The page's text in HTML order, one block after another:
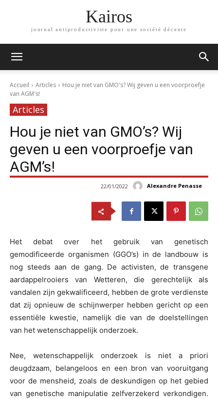
Kairos
journal antiproductiviste pour une société décente
Accueil Articles
Hou je niet van GMO's? Wij geven u een voorproefje
van AGM's!
Articles
Hou je niet van GMO’s? Wij
geven u een voorproefje van
AGM’s!
Alexandre Penasse
22/01/2022
Het debat over het gebruik van genetisch
gemodificeerde organismen (GGO’s) in de landbouw is
nog steeds aan de gang. De activisten, de transgene
aardappelrooiers van Wetteren, die gerechtelijk als
vandalen zijn gekwalificeerd, hebben de grote verdienste
dat zij opnieuw de schijnwerper hebben gericht op een
essentiële kwestie, namelijk die van de doelstellingen
van het wetenschappelijk onderzoek.
Nee, wetenschappelijk onderzoek is niet a priori
deugdzaam, belangeloos en een bron van vooruitgang
voor de mensheid, zoals de deskundigen op het gebied
van genetische manipulatie zelfverzekerd verkondigen.